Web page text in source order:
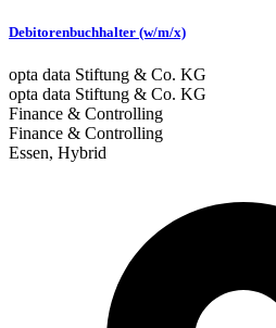
Debitorenbuchhalter (w/m/x)
opta data Stiftung & Co. KG
opta data Stiftung & Co. KG
Finance & Controlling
Finance & Controlling
Essen, Hybrid